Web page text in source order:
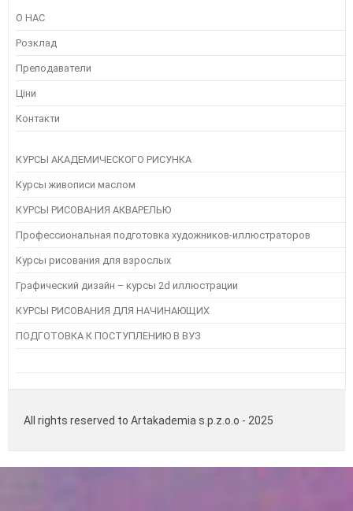
О НАС
Розклад
Преподаватели
Ціни
Контакти
КУРСЫ АКАДЕМИЧЕСКОГО РИСУНКА
Курсы живописи маслом
КУРСЫ РИСОВАНИЯ АКВАРЕЛЬЮ
Профессиональная подготовка художников-иллюстраторов
Курсы рисования для взрослых
Графический дизайн – курсы 2d иллюстрации
КУРСЫ РИСОВАНИЯ ДЛЯ НАЧИНАЮЩИХ
ПОДГОТОВКА К ПОСТУПЛЕНИЮ В ВУЗ
All rights reserved to Artakademia s.p.z.o.o - 2025